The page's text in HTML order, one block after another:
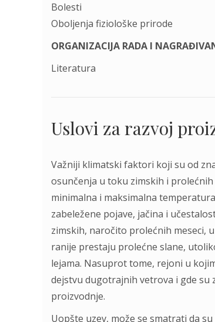
Bolesti
Oboljenjа fiziološke prirode
ORGANIZACIJA RADA I
Literаturа
Uslovi za razvoj
Važniji klimatski faktori koji su od
osunčenja u toku zimskih i
minimalna i maksimalna
zabeležene pojave, jačina i
zimskih, naročito prolećnih meseci,
ranije prestaju prolećne slane,
lejama. Nasuprot tome, rejoni u
dejstvu dugotrajnih vetrova i gde su
proizvodnje.
Uopšte uzev, može se smatrati da